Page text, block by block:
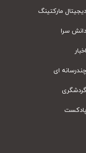
مارکتینگ
سرا
ای